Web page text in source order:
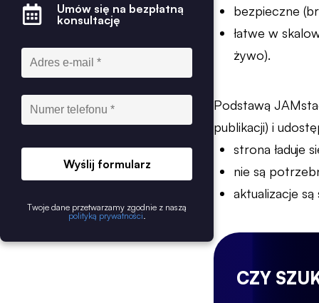
Umów się na bezpłatną
konsultację
Wyślij formularz
Twoje dane przetwarzamy zgodnie z naszą
polityką prywatności
bezpieczne
łatwe w
żywo).
Podstawą
publikacji) i
strona ładuje
nie są
aktualizacje
CZY